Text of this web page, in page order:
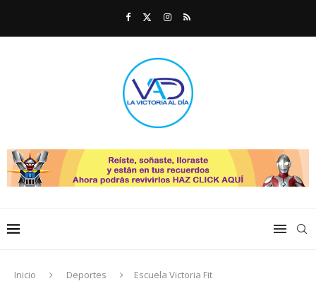
Inicio Deportes Escuela Victoria Fit